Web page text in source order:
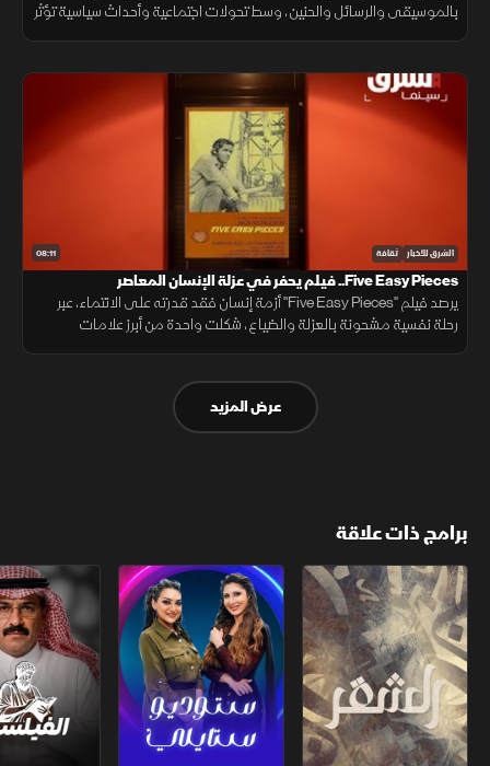
بالموسيقى والرسائل والحنين، وسط تحولات اجتماعية وأحداث سياسية تؤثر
08:11 الشرق للأخبار ثقافة
Five Easy Pieces.. فيلم يحفر في عزلة الإنسان المعاصر
يرصد فيلم "Five Easy Pieces" أزمة إنسان فقد قدرته على الانتماء، عبر
رحلة نفسية مشحونة بالعزلة والضياع، شكلت واحدة من أبرز علامات
عرض المزيد
برامج ذات علاقة
الشقر ستوديو ستايلي الفيلسوف